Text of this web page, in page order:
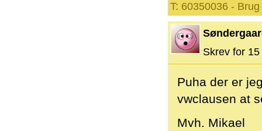
T: 60350036 -
Skrev for
Puha der er
vwclausen at
Mvh. Mikael